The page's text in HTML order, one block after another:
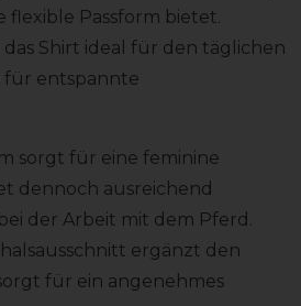
flexible Passform bietet.
Shirt ideal für den täglichen
für entspannte
sorgt für eine feminine
dennoch ausreichend
der Arbeit mit dem Pferd.
ergänzt den
für ein angenehmes